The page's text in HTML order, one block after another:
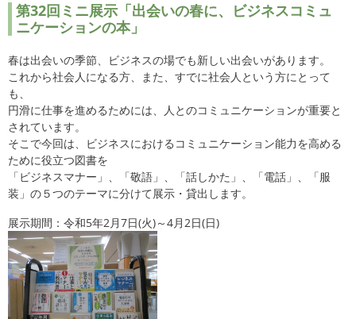
第32回ミニ展示「出会いの春に、ビジネスコミュ
ニケーションの本」
春は出会いの季節、ビジネスの場でも新しい出会いがあります。
これから社会人になる方、また、すでに社会人という方にとって
も、
円滑に仕事を進めるためには、人とのコミュニケーションが重要と
されています。
そこで今回は、ビジネスにおけるコミュニケーション能力を高める
ために役立つ図書を
「ビジネスマナー」、「敬語」、「話しかた」、「電話」、「服
装」の５つのテーマに分けて展示・貸出します。
展示期間：令和5年2月7日(火)～4月2日(日)